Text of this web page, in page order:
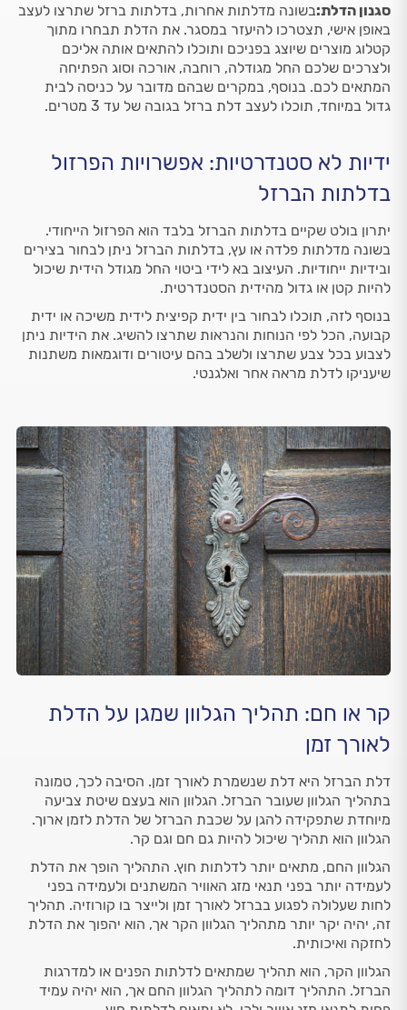
סגנון הדלת:בשונה מדלתות אחרות, בדלתות ברזל שתרצו לעצב
באופן אישי, תצטרכו להיעזר במסגר. את הדלת תבחרו מתוך
קטלוג מוצרים שיוצג בפניכם ותוכלו להתאים אותה אליכם
ולצרכים שלכם החל מגודלה, רוחבה, אורכה וסוג הפתיחה
המתאים לכם. בנוסף, במקרים שבהם מדובר על כניסה לבית
גדול במיוחד, תוכלו לעצב דלת ברזל בגובה של עד 3 מטרים.
ידיות לא סטנדרטיות: אפשרויות הפרזול
בדלתות הברזל
יתרון בולט שקיים בדלתות הברזל בלבד הוא הפרזול הייחודי.
בשונה מדלתות פלדה או עץ, בדלתות הברזל ניתן לבחור בצירים
ובידיות ייחודיות. העיצוב בא לידי ביטוי החל מגודל הידית שיכול
להיות קטן או גדול מהידית הסטנדרטית.
בנוסף לזה, תוכלו לבחור בין ידית קפיצית לידית משיכה או ידית
קבועה, הכל לפי הנוחות והנראות שתרצו להשיג. את הידיות ניתן
לצבוע בכל צבע שתרצו ולשלב בהם עיטורים ודוגמאות משתנות
שיעניקו לדלת מראה אחר ואלגנטי.
קר או חם: תהליך הגלוון שמגן על הדלת
לאורך זמן
דלת הברזל היא דלת שנשמרת לאורך זמן. הסיבה לכך, טמונה
בתהליך הגלוון שעובר הברזל. הגלוון הוא בעצם שיטת צביעה
מיוחדת שתפקידה להגן על שכבת הברזל של הדלת לזמן ארוך.
הגלוון הוא תהליך שיכול להיות גם חם וגם קר.
הגלוון החם, מתאים יותר לדלתות חוץ. התהליך הופך את הדלת
לעמידה יותר בפני תנאי מזג האוויר המשתנים ולעמידה בפני
לחות שעלולה לפגוע בברזל לאורך זמן ולייצר בו קורוזיה. תהליך
זה, יהיה יקר יותר מתהליך הגלוון הקר אך, הוא יהפוך את הדלת
לחזקה ואיכותית.
הגלוון הקר, הוא תהליך שמתאים לדלתות הפנים או למדרגות
הברזל. התהליך דומה לתהליך הגלוון החם אך, הוא יהיה עמיד